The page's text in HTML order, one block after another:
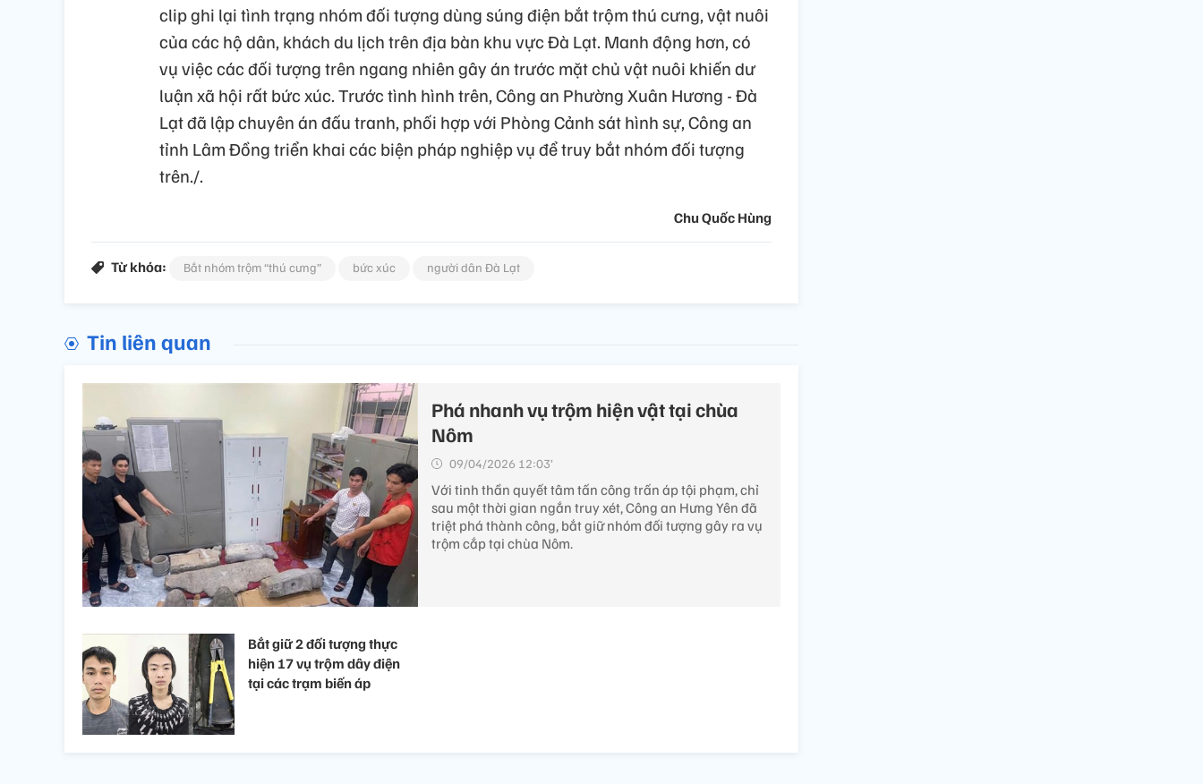
clip ghi lại tình trạng nhóm đối tượng dùng súng điện bắt trộm thú cưng, vật nuôi
của các hộ dân, khách du lịch trên địa bàn khu vực Đà Lạt. Manh động hơn, có
vụ việc các đối tượng trên ngang nhiên gây án trước mặt chủ vật nuôi khiến dư
luận xã hội rất bức xúc. Trước tình hình trên, Công an Phường Xuân Hương - Đà
Lạt đã lập chuyên án đấu tranh, phối hợp với Phòng Cảnh sát hình sự, Công an
tỉnh Lâm Đồng triển khai các biện pháp nghiệp vụ để truy bắt nhóm đối tượng
trên./.
Chu Quốc Hùng
Từ khóa: Bắt nhóm trộm “thú cưng” bức xúc người dân Đà Lạt
Tin liên quan
Phá nhanh vụ trộm hiện vật tại chùa
Nôm
09/04/2026 12:03’
Với tinh thần quyết tâm tấn công trấn áp tội phạm, chỉ
sau một thời gian ngắn truy xét, Công an Hưng Yên đã
triệt phá thành công, bắt giữ nhóm đối tượng gây ra vụ
trộm cắp tại chùa Nôm.
Bắt giữ 2 đối tượng thực
hiện 17 vụ trộm dây điện
tại các trạm biến áp